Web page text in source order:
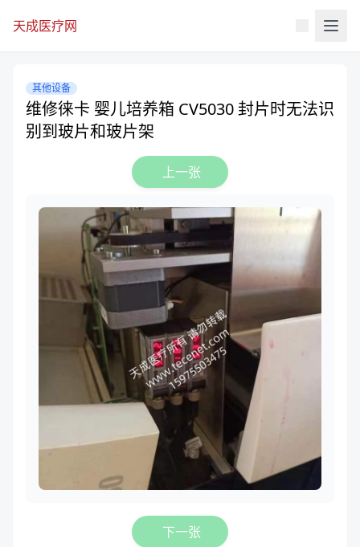
天成医疗网
其他设备
维修徕卡 婴儿培养箱 CV5030 封片时无法识
别到玻片和玻片架
上一张
下一张